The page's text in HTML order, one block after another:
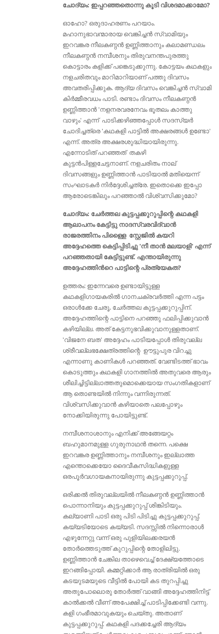
ചോദ്യം: ഇപ്പറഞ്ഞതൊന്നു കൂടി വിശദമാക്കാമോ?
ഓഹോ? ഒരുദാഹരണം പറയാം.
മഹാനുഭാവന്മാരായ വെങ്കിച്ചന്‍ സ്വാമിയും
ഇറവങ്കര നീലകണ്ഠന്‍ ഉണ്ണിത്താനും കലാമണ്ഡലം
നീലകണ്ഠന്‍ നമ്പീശനും തിരുവനന്തപുരത്തു
കൊട്ടാരം കളിക്ക് പങ്കെടുക്കുന്നു. കോട്ടയം കഥകളും
നളചരിതവും മാറിമാറിയാണ് പത്തു ദിവസം
അവതരിപ്പിക്കുക. ആദ്യ ദിവസം വെങ്കിച്ചന്‍ സ്വാമി
കിർമ്മീരവധം പാടി. രണ്ടാം ദിവസം നീലകണ്ഠന്‍
ഉണ്ണിത്താന്‍ 'നളനരവരനേവം ഭൂതലം കാത്തു
വാഴും' എന്ന് പാടിക്കഴിഞ്ഞപ്പോള്‍ സദസ്യര്‍
ചോദിച്ചത്രെ 'കഥകളി പാട്ടില്‍ അക്ഷരങ്ങള്‍ ഉണ്ടോ'
എന്ന്. അത്ര അക്ഷരശുദ്ധിയായിരുന്നു.
എന്നോടിത് പറഞ്ഞത് തകഴി
കുട്ടന്‍പിള്ളചേട്ടനാണ്. നളചരിതം നാല്
ദിവസങ്ങളും ഉണ്ണിത്താന്‍ പാടിയാല്‍ മതിയെന്ന്
സംഘാടകര്‍ നിര്‍ദ്ദേശിച്ചത്രേ. ഇതൊക്കെ ഇപ്പോ
ആരോടെങ്കിലും പറഞ്ഞാല്‍ വിശ്വസിക്കുമോ?
ചോദ്യം: ചേര്‍ത്തല കുട്ടപ്പക്കുറുപ്പിന്റെ കഥകളി
ആലാപനം കേട്ടിട്ടു നാദസ്വരവിദ്വാൻ
രാജരത്തിനം പിള്ളൈ സ്റ്റേജിൽ കയറി
അദ്ദേഹത്തെ കെട്ടിപ്പിടിച്ചു 'നീ താൻ മലയാളി' എന്ന്
പറഞ്ഞതായി കേട്ടിട്ടുണ്ട്. എന്തായിരുന്നു
അദ്ദേഹത്തിൻറെ പാട്ടിന്റെ പ്രത്യേകത?
ഉത്തരം: ഇന്നേവരെ ഉണ്ടായിട്ടുള്ള
കഥകളിഗായകരിൽ ഗാനചക്രവര്‍ത്തി എന്ന പട്ടം
ഒരാള്‍ക്കേ ചേരൂ, ചേര്‍ത്തല കുട്ടപ്പക്കുറുപ്പിന്.
അദ്ദേഹത്തിന്റെ പാട്ടിനെ പറഞ്ഞു ഫലിപ്പിക്കുവാന്‍
കഴിയില്ല. അത് കേട്ടനുഭവിക്കുവാനുള്ളതാണ്.
'വിജനേ ബത' അദ്ദേഹം പാടിയപ്പോള്‍ തിരുവല്ല
ശ്രീവല്ലഭക്ഷേത്രത്തിന്റെ ഊട്ടുപുര വിറച്ചു
എന്നാണു കാണികള്‍ പറഞ്ഞത്. വേണ്ടിടത്ത് ഭാവം
കൊടുത്തും കഥകളി ഗാനത്തില്‍ അതുവരെ ആരും
ശീലിച്ചിട്ടില്ലാത്തതുമൊക്കെയായ സംഗതികളാണ്
ആ തൊണ്ടയില്‍ നിന്നും വന്നിരുന്നത്.
വിശ്വസിക്കുവാന്‍ കഴിയാതെ പലപ്പോഴും
നോക്കിയിരുന്നു പോയിട്ടുണ്ട്.
നമ്പീശനാശാനും എനിക്ക് അങ്ങേയറ്റം
ബഹുമാനമുള്ള ഗുരുനാഥന്‍ തന്നെ. പക്ഷെ
ഇറവങ്കര ഉണ്ണിത്താനും നമ്പീശനും ഇല്ലാത്ത
എന്തൊക്കെയോ ദൈവീകസിദ്ധികളുള്ള
ഒരപൂര്‍വഗായകനായിരുന്നു കുട്ടപ്പക്കുറുപ്പ്.
ഒരിക്കല്‍ തിരുവല്ലയിൽ നീലകണ്ഠന്‍ ഉണ്ണിത്താന്‍
പൊന്നാനിയും കുട്ടപ്പക്കുറുപ്പ് ശിങ്കിടിയും.
കല്യാണി പാടി ഒരു പിടി പിടിച്ചു കുട്ടപ്പക്കുറുപ്പ്.
കയ്യടിയോടെ കയ്യടി. സദസ്സില്‍ നിന്നൊരാള്‍
എഴുന്നേറ്റു വന്ന്‌ ഒരു പുളിയിലക്കരയന്‍
തോര്‍ത്തെടുത്ത് കുറുപ്പിന്റെ തോളിലിട്ടു.
ഉണ്ണിത്താന്‍ ചേങ്കില താഴെവെച്ച് ദേക്ഷ്യത്തോടെ
ഇറങ്ങിപ്പോയി. കമ്മറ്റിക്കാര്‍ ആ രാത്രിയില്‍ ഒരു
കടയുടമയുടെ വീട്ടില്‍ പോയി കട തുറപ്പിച്ചു
അതുപോലൊരു തോര്‍ത്ത് വാങ്ങി അദ്ദേഹത്തിനിട്ട്
കാല്‍ക്കല്‍ വീണ് അപേക്ഷിച്ച് പാടിപ്പിക്കേണ്ടി വന്നു.
കളി ഗംഭീരമാവുകയും ചെയ്തു. അതാണ്‌
കുട്ടപ്പക്കുറുപ്പ്. കഥകളി പദക്കച്ചേരി ആദ്യം